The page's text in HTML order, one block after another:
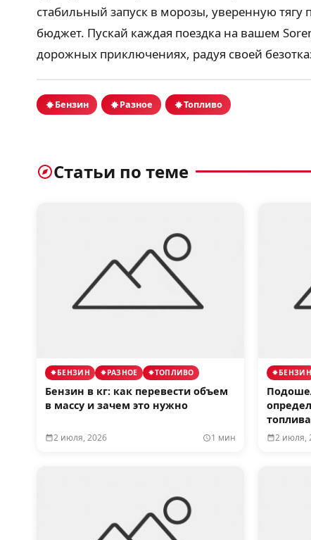
стабильный запуск в морозы, уверенную
бюджет. Пускай каждая поездка на вашем
дорожных приключениях, радуя своей
Бензин Разное Топливо
Статьи по теме
БЕНЗИН РАЗНОЕ ТОПЛИВО
Бензин в кг: как перевести объем
в массу и зачем это нужно
2 июля, 2026 1 мин
БЕНЗИН
2 июля,